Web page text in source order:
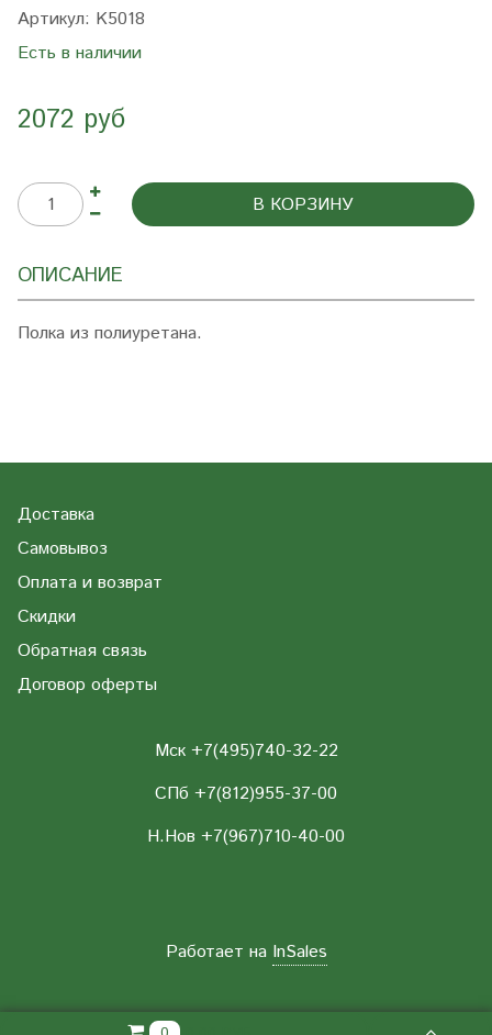
Артикул: K5018
Есть в наличии
2072 руб
В КОРЗИНУ
ОПИСАНИЕ
Полка из полиуретана.
Доставка
Самовывоз
Оплата и возврат
Скидки
Обратная связь
Договор оферты
Мск +7(495)740-32-22
СПб +7(812)955-37-00
Н.Нов +7(967)710-40-00
Работает на InSales